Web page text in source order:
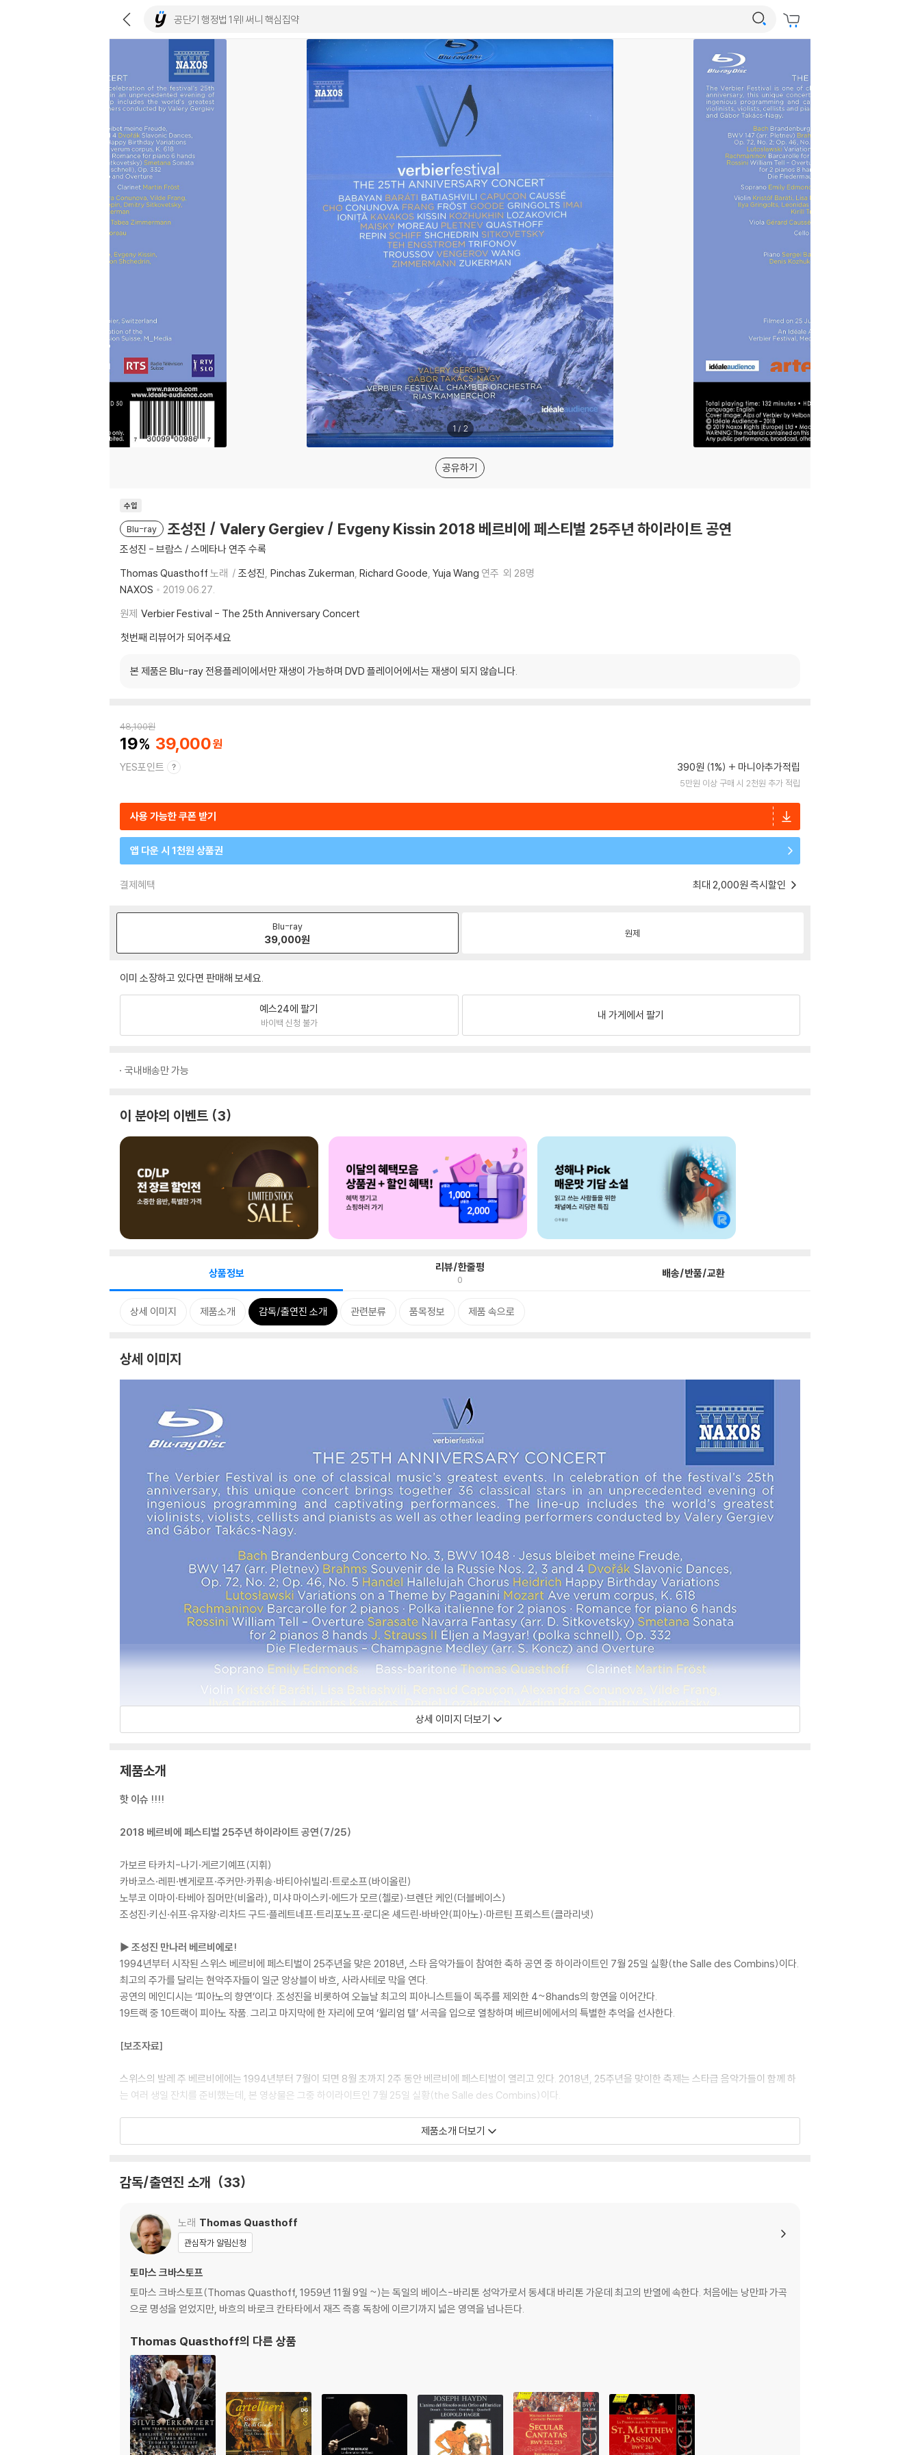
1 / 2
공유하기
수입
Blu-ray 조성진 / Valery Gergiev / Evgeny Kissin 2018 베르비에 페스티벌 25주년 하이라이트 공연
조성진 - 브람스 / 스메타나 연주 수록
Thomas Quasthoff 노래 조성진 Pinchas Zukerman Richard Goode Yuja Wang 연주 외 28명
NAXOS
2019.06.27.
원제 Verbier Festival - The 25th Anniversary Concert
첫번째 리뷰어가 되어주세요
본 제품은 Blu-ray 전용플레이에서만 재생이 가능하며 DVD 플레이어에서는 재생이 되지 않습니다.
48,100원
19 39,000
YES포인트 390원 (1%) 마니아추가적립
5만원 이상 구매 시 2천원 추가 적립
사용 가능한 쿠폰 받기
앱 다운 시 1천원 상품권
결제혜택 최대 2,000원 즉시할인
Blu-ray
39,000원 원제
이미 소장하고 있다면 판매해 보세요.
예스24에 팔기
바이백 신청 불가
내 가게에서 팔기
국내배송만 가능
이 분야의 이벤트 3
상품정보 리뷰/한줄평
0 배송/반품/교환
상세 이미지 제품소개 감독/출연진 소개 관련분류 품목정보 제품 속으로
상세 이미지
상세 이미지 더보기
제품소개
핫 이슈 !!!!
2018 베르비에 페스티벌 25주년 하이라이트 공연(7/25)
가보르 타카치-나기·게르기예프(지휘)
카바코스·레핀·벤게로프·주커만·카퓌송·바티아쉬빌리·트로소프(바이올린)
노부코 이마이·타베아 짐머만(비올라), 미샤 마이스키·에드가 모르(첼로)·브렌단 케인(더블베이스)
조성진·키신·쉬프·유자왕·리차드 구드·플레트네프·트리포노프·로디온 셰드린·바바얀(피아노)·마르틴 프뢰스트(클라리넷)
▶ 조성진 만나러 베르비에로!
1994년부터 시작된 스위스 베르비에 페스티벌이 25주년을 맞은 2018년, 스타 음악가들이 참여한 축하 공연 중 하이라이트인 7월 25일 실황(the Salle des Combins)이다.
최고의 주가를 달리는 현악주자들이 일군 앙상블이 바흐, 사라사테로 막을 연다.
공연의 메인디시는 ‘피아노의 향연’이다. 조성진을 비롯하여 오늘날 최고의 피아니스트들이 독주를 제외한 4~8hands의 항연을 이어간다.
19트랙 중 10트랙이 피아노 작품. 그리고 마지막에 한 자리에 모여 ‘윌리엄 텔’ 서곡을 입으로 열창하며 베르비에에서의 특별한 추억을 선사한다.
[보조자료]
스위스의 발레 주 베르비에에는 1994년부터 7월이 되면 8월 초까지 2주 동안 베르비에 페스티벌이 열리고 있다. 2018년, 25주년을 맞이한 축제는 스타급 음악가들이 함께 하
는 여러 생일 잔치를 준비했는데, 본 영상물은 그중 하이라이트인 7월 25일 실황(the Salle des Combins)이다.
카바코스·레핀·벤게로프·주커만·카퓌송·바티아쉬빌리·트로소프(바이올린), 노부코 이마이·타베아 짐머만(비올라), 미샤 마이스키·에드가 모르(첼로), 브렌단 케인(더블베이
스) 등 세계적인 현악 주자들이 함께 [1]바흐 브란덴부르크 협주곡 3번 BWV1048, [2]사라사테(드미트리 시트코베트스키 편곡)의 ‘나바라 환상곡’을 선보인다.
이들이 함께 하는 [3]페테르 하이드리치의 ‘해피 버스데이 변주곡’은 흥미로운 작품이자, 25주년의 축제를 기념하는 스페셜 작품이다.
구드), [6]바흐 ‘예수는 나의 기쁨’ BWV147(4hands:플레트네프·트리포노프), [7]라흐마니노프의 ‘여섯 손을 위한 두 개의 소품’ 중 ‘로맨스’(6hands:키신·로디온 셰드린·트
리포노프), [8]드보르자크 ‘슬라브 무곡’ Op.72(4hands:쉬프·유자왕), [9]드보르자크 ‘슬라브 무곡’ Op.46(4hands:쉬프·유자왕), [10]라흐마니노프 ‘이탈리아 폴카’(2pia
스 코츠킨), [13]로시니 ‘윌리엄 텔’ 서곡(4piano:조성진·바바얀·키신·코츠킨·플레트네프·쉬프·트리포노프·유자왕)이 펼쳐진다.
피아노의 향연이 끝나면 베르비에 챔버 오케스트라의 무대가 펼쳐진다. 가보르 타카치-나기의 지휘로 [14]모차르트 ‘아베 베룸 코르푸스’ K.618, [15]헨델 ‘메시아’ 중 ‘할렐루
클라리넷이 함께 한다.
공연 전반부에서 현악곡을 선보인 솔리스트들이 함께 하여 게르기예프의 지휘로 [18]‘박쥐’ 서곡을 선보인 후, 이번 공연에 출현한 솔리스트 전원이 [19]‘윌리엄 텔’ 서곡의 선율
을 입으로 흥겹게 부르며 베르비에에서의 값진 추억을 만들어준다.
DVD/ Blu-ray 구매시 참고 사항 안내드립니다.
제품소개 더보기
감독/출연진 소개 33
노래 Thomas Quasthoff
관심작가 알림신청
토마스 크바스토프
토마스 크바스토프(Thomas Quasthoff, 1959년 11월 9일 ~)는 독일의 베이스-바리톤 성악가로서 동세대 바리톤 가운데 최고의 반열에 속한다. 처음에는 낭만파 가곡
으로 명성을 얻었지만, 바흐의 바로크 칸타타에서 재즈 즉흥 독창에 이르기까지 넓은 영역을 넘나든다.
Thomas Quasthoff의 다른 상품